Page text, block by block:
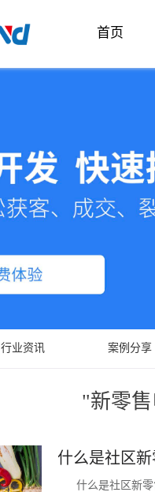
首页
行业资讯 案例分享
"新零
什么是社区
什么是社区新